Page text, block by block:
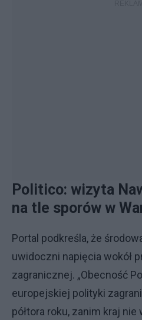
Politico: wizyta
na tle sporów w
Portal podkreśla, że
uwidoczni napięcia wokół
zagranicznej. „Obecność
europejskiej polityki
półtora roku, zanim kraj